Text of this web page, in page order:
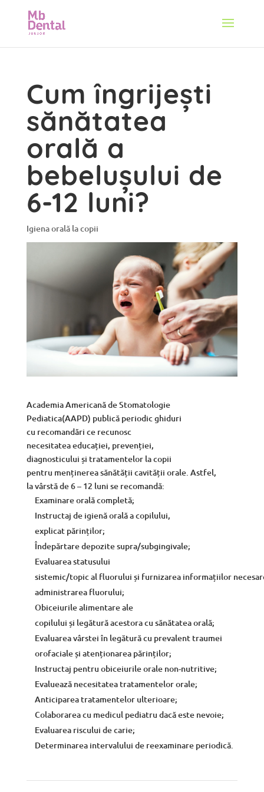
Cum îngrijești
sănătatea
orală a
bebelușului de
6-12 luni?
Igiena orală la copii
AcademiaAmericanăde Stomatologie
Pediatica(AAPD) publicăperiodic ghiduri
cu recomandări ce recunosc
necesitateaeducației, prevenției,
diagnosticului și tratamentelor lacopii
pentru menținereasănătății cavității orale. Astfel,
lavârstăde 6 – 12 luni se recomandă:
Examinareoralăcompletă;
Instructaj de igienăoralăa copilului,
explicat părinților;
Îndepărtaredepozite supra/subgingivale;
Evaluarea statusului
sistemic/topicalfluorului și furnizarea informațiilor
administrarea fluorului;
Obiceiurile alimentare ale
copilului și legăturăacestora cu sănătateaorală;
Evaluareavârstei în legăturăcu prevalent traumei
orofacialeși atenționarea părinților;
Instructaj pentru obiceiurile orale non-nutritive;
Evalueazănecesitatea tratamentelor orale;
Anticiparea tratamentelor ulterioare;
Colaborarea cu medicul pediatru dacăeste nevoie;
Evaluarea riscului de carie;
Determinarea intervalului de reexaminare periodică.